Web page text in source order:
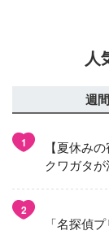
人
週間
1
【夏休み
クワガタ
2
「名探偵